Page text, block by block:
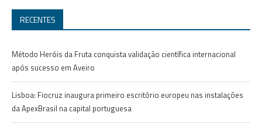
RECENTES
Método Heróis da Fruta conquista validação científica internacional
após sucesso em Aveiro
Lisboa: Fiocruz inaugura primeiro escritório europeu nas instalações
da ApexBrasil na capital portuguesa